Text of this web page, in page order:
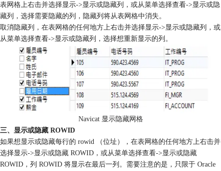
表网格上右击并选择显示->显示或隐藏列，或从菜单选择查看->显示或隐
藏列，选择需要隐藏的列，隐藏列将从表网格中消失。
取消隐藏列，在表网格的任何地方上右击并选择显示->显示或隐藏列，或
从菜单选择查看->显示或隐藏列，选择想重新显示的列。
Navicat 显示隐藏网格
三、显示或隐藏 ROWID
如果想显示或隐藏每行的 rowid （位址），在表网格的任何地方上右击并
选择显示->显示或隐藏 ROWID，或从菜单选择查看->显示或隐藏
ROWID，列 ROWID 将显示在最后一列。需要注意的是，只限于 Oracle